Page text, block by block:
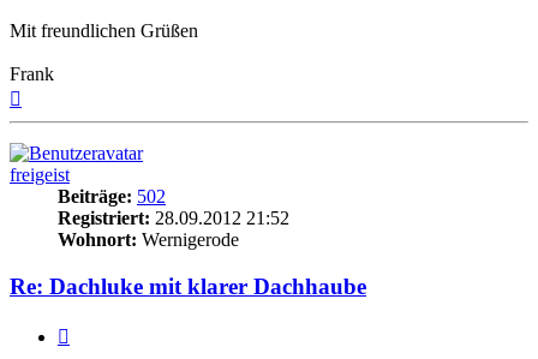
Mit freundlichen Grüßen
Frank
freigeist
Beiträge: 502
Registriert: 28.09.2012 21:52
Wohnort: Wernigerode
Re: Dachluke mit klarer Dachhaube